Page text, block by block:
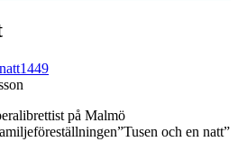
på Malmö
och en natt”